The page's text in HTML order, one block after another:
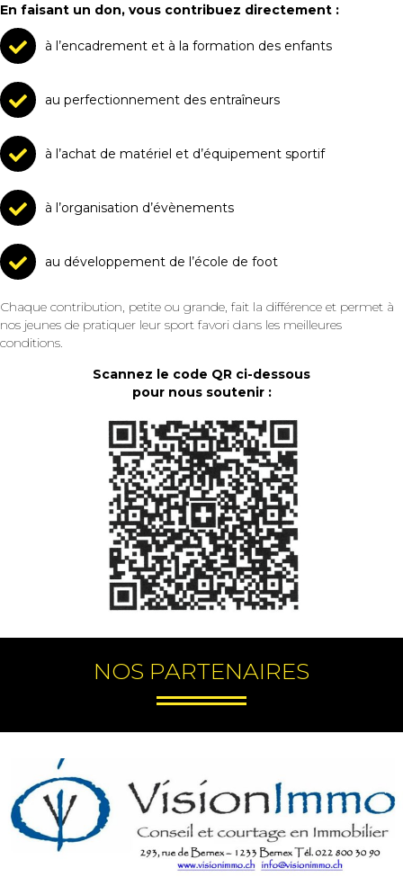
En faisant un don, vous contribuez directement :
à l’encadrement et à la formation des enfants
au perfectionnement des entraîneurs
à l’achat de matériel et d’équipement sportif
à l’organisation d’évènements
au développement de l’école de foot
Chaque contribution, petite ou grande, fait la différence et permet à
nos jeunes de pratiquer leur sport favori dans les meilleures
conditions.
Scannez le code QR ci-dessous
pour nous soutenir :
NOS PARTENAIRES